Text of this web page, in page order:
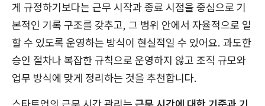
게 규정하기보다는 근무 시작과 종료 시점을 중심으로 기
본적인 기록 구조를 갖추고, 그 범위 안에서 자율적으로 일
할 수 있도록 운영하는 방식이 현실적일 수 있어요. 과도한
승인 절차나 복잡한 규칙으로 운영하지 않고 조직 규모와
업무 방식에 맞게 정리하는 것을 추천합니다.